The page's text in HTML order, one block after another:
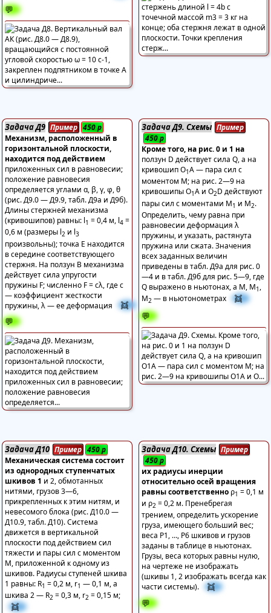
💬
Задача Д9 Пример 450р
Механизм, расположенный в
горизонтальной плоскости,
находится под действием
приложенных сил в равновесии;
положение равновесия
определяется углами α, β, γ, φ, θ
(рис. Д9.0 — Д9.9, табл. Д9а и Д9б).
Длины стержней механизма
(кривошипов) равны: l1 = 0,4 м, l4 =
0,6 м (размеры l2 и l3
произвольны); точка Е находится
в середине соответствующего
стержня. На ползун В механизма
действует сила упругости
пружины F; численно F = сλ, где с
— коэффициент жесткости
пружины, λ — ее деформация
👯
💬
Задача Д9. Схемы Пример
450р
Кроме того, на рис. 0 и 1 на
ползун D действует сила Q, а на
кривошип O1А — пара сил с
моментом М; на рис. 2—9 на
кривошипы O1А и O2D действуют
пары сил с моментами М1 и M2.
Определить, чему равна при
равновесии деформация λ
пружины, и указать, растянута
пружина или сжата. Значения
всех заданных величин
приведены в табл. Д9а для рис. 0
—4 и в табл. Д9б для рис. 5—9, где
Q выражено в ньютонах, а М, М1 ,
М2 — в ньютонометрах
👯
💬
Задача Д10 Пример 450р
Механическая система состоит
из однородных ступенчатых
шкивов 1 и 2, обмотанных
нитями, грузов 3—6,
прикрепленных к этим нитям, и
невесомого блока (рис. Д10.0 —
Д10.9, табл. Д10). Система
движется в вертикальной
плоскости под действием сил
тяжести и пары сил с моментом
М, приложенной к одному из
шкивов. Радиусы ступеней шкива
1 равны: R1 = 0,2 м, r1 — 0,1 м, а
шкива 2 — R2 = 0,3 м, r2 = 0,15 м;
👯
Задача Д10. Схемы Пример
450р
их радиусы инерции
относительно осей вращения
равны соответственно ρ1 = 0,1 м
и ρ2 = 0,2 м. Пренебрегая
трением, определить ускорение
груза, имеющего больший вес;
веса Р1, …, Р6 шкивов и грузов
заданы в таблице в ньютонах.
Грузы, веса которых равны нулю,
на чертеже не изображать
(шкивы 1, 2 изображать всегда как
части системы).
👯
💬